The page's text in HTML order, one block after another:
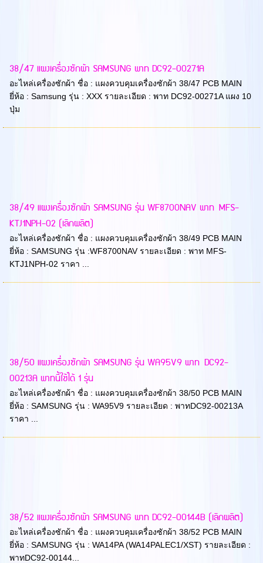
38/47 แผงเครื่องซักผ้า SAMSUNG พาท DC92-00271A
อะไหล่เครื่องซักผ้า ชื่อ : แผงควบคุมเครื่องซักผ้า 38/47 PCB MAIN
ยี่ห้อ : Samsung รุ่น : XXX รายละเอียด : พาท DC92-00271A แผง 10
ปุ่ม
38/49 แผงเครื่องซักผ้า SAMSUNG รุ่น WF8700NAV พาท MFS-
KTJ1NPH-02 (เลิกผลิต)
อะไหล่เครื่องซักผ้า ชื่อ : แผงควบคุมเครื่องซักผ้า 38/49 PCB MAIN
ยี่ห้อ : SAMSUNG รุ่น :WF8700NAV รายละเอียด : พาท MFS-
KTJ1NPH-02 ราคา ...
38/50 แผงเครื่องซักผ้า SAMSUNG รุ่น WA95V9 พาท DC92-
00213A พาทนี้ใช้ได้ 1 รุ่น
อะไหล่เครื่องซักผ้า ชื่อ : แผงควบคุมเครื่องซักผ้า 38/50 PCB MAIN
ยี่ห้อ : SAMSUNG รุ่น : WA95V9 รายละเอียด : พาทDC92-00213A
ราคา ...
38/52 แผงเครื่องซักผ้า SAMSUNG พาท DC92-00144B (เลิกผลิต)
อะไหล่เครื่องซักผ้า ชื่อ : แผงควบคุมเครื่องซักผ้า 38/52 PCB MAIN
ยี่ห้อ : SAMSUNG รุ่น : WA14PA (WA14PALEC1/XST) รายละเอียด :
พาทDC92-00144...